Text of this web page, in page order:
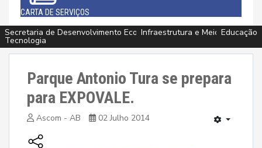
CARTA DE SERVIÇOS
Parque Antonio Tura se prepara
para EXPOVALE.
Ascom - AB 02 Julho 2014
Esporte, Cultura e Lazer
Saúde
Assistência Social e Cidadania
Educação
Secretaria de Desenvolvimento Econômico, Agricultura, Turismo e
Tecnologia
Saúde
Esporte, Cultura e Lazer
Infraestrutura e Meio Ambiente
Educação